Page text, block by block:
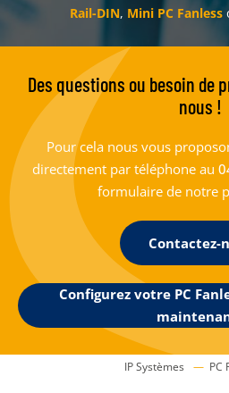
Rail-DIN, Mini PC Fanless
Des questions ou besoin de
nous !
Pour cela nous vous
directement par téléphone au
formulaire de notre
Contactez-
Configurez votre PC
IP Systèmes PC